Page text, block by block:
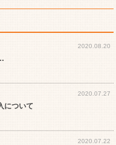
2020.08.20
2020.07.27
について
2020.07.22